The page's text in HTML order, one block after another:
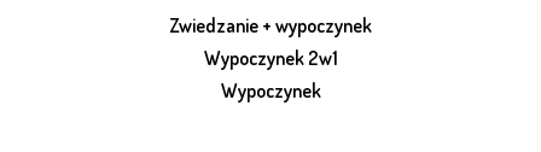
Zwiedzanie + wypoczynek
Wypoczynek 2w1
Wypoczynek